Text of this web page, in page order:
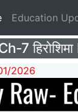
(current)
Education
7
2026